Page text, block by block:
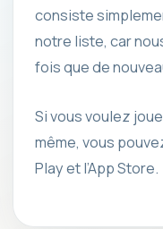
consiste
notre liste, car
fois que de
Si vous voulez
même, vous
Play et l’App Store.